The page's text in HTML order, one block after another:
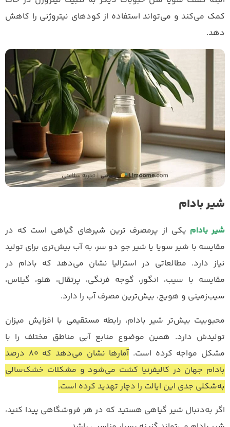
کمک می‌کند و می‌تواند استفاده از کودهای نیتروژنی را کاهش
دهد.
شیر بادام
شیر بادام یکی از پرمصرف ترین شیرهای گیاهی است که در
مقایسه با شیر سویا یا شیر جو دو سر، به آب بیش‌تری برای تولید
نیاز دارد. مطالعاتی در استرالیا نشان می‌دهد که بادام در
مقایسه با سیب، انگور، گوجه فرنگی، پرتقال، هلو، گیلاس،
سیب‌زمینی و هویج، بیش‌ترین مصرف آب را دارد.
محبوبیت بیش‌تر شیر بادام، رابطه مستقیمی با افزایش میزان
تولیدش دارد. همین موضوع منابع آبی مناطق مختلف را با
مشکل مواجه کرده است.
آمارها نشان می‌دهد که ۸۰ درصد
بادام جهان در کالیفرنیا کشت می‌شود و مشکلات خشک‌سالی
به‌شکلی جدی این ایالت را دچار تهدید کرده است.
اگر به‌دنبال شیر گیاهی‌ هستید که در هر فروشگاهی پیدا کنید،